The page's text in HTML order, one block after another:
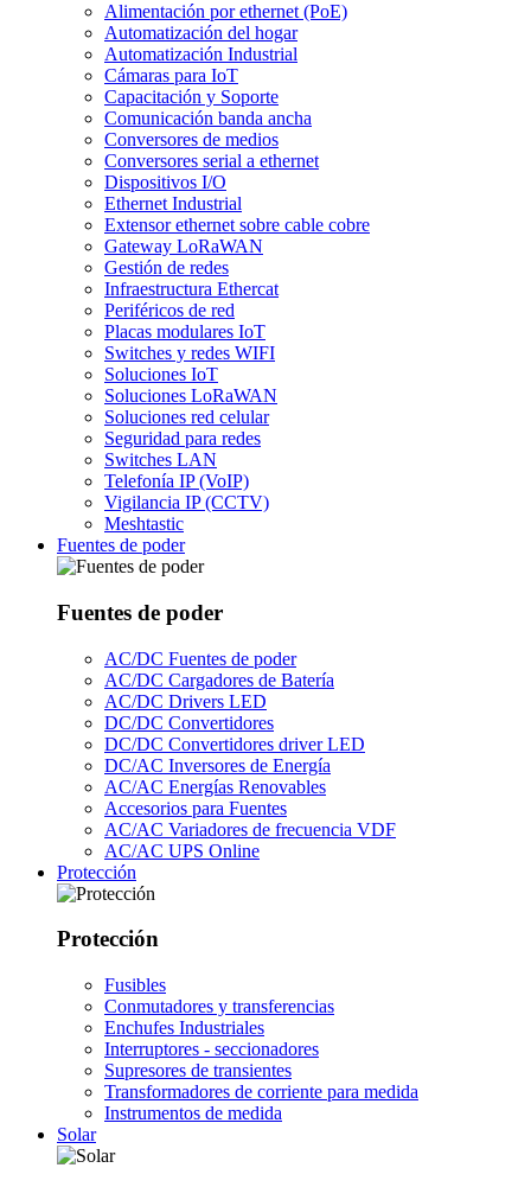
Alimentación por ethernet (PoE)
Automatización del hogar
Automatización Industrial
Cámaras para IoT
Capacitación y Soporte
Comunicación banda ancha
Conversores de medios
Conversores serial a ethernet
Dispositivos I/O
Ethernet Industrial
Extensor ethernet sobre cable cobre
Gateway LoRaWAN
Gestión de redes
Infraestructura Ethercat
Periféricos de red
Placas modulares IoT
Switches y redes WIFI
Soluciones IoT
Soluciones LoRaWAN
Soluciones red celular
Seguridad para redes
Switches LAN
Telefonía IP (VoIP)
Vigilancia IP (CCTV)
Meshtastic
Fuentes de poder
Fuentes de poder
AC/DC Fuentes de poder
AC/DC Cargadores de Batería
AC/DC Drivers LED
DC/DC Convertidores
DC/DC Convertidores driver LED
DC/AC Inversores de Energía
AC/AC Energías Renovables
Accesorios para Fuentes
AC/AC Variadores de frecuencia VDF
AC/AC UPS Online
Protección
Protección
Fusibles
Conmutadores y transferencias
Enchufes Industriales
Interruptores - seccionadores
Supresores de transientes
Transformadores de corriente para medida
Instrumentos de medida
Solar